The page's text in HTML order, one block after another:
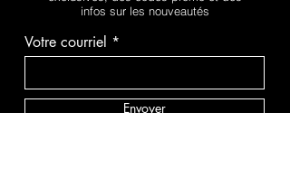
infos sur les nouveautés
Votre courriel
Envoyer